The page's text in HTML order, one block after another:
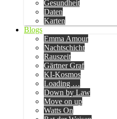
Gesundheit
Daten
Karten
Blogs
Emma Amour
Nachtschicht
Rauszeit
Gärtner Graf
KI-Kosmos
Loading …
Down by Law
Move on up
Watts On